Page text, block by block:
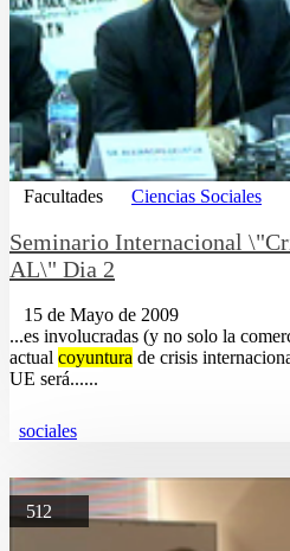
Facultades Ciencias Sociales
Seminario Internacional
AL\" Dia 2
15 de Mayo de 2009
...es involucradas (y no solo la
actual coyuntura de crisis
UE será......
sociales
512